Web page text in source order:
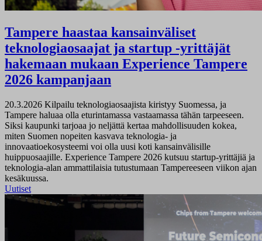
Tampere haastaa kansainväliset
teknologiaosaajat ja startup -yrittäjät
hakemaan mukaan Experience Tampere
2026 kampanjaan
20.3.2026 Kilpailu teknologiaosaajista kiristyy Suomessa, ja
Tampere haluaa olla eturintamassa vastaamassa tähän tarpeeseen.
Siksi kaupunki tarjoaa jo neljättä kertaa mahdollisuuden kokea,
miten Suomen nopeiten kasvava teknologia- ja
innovaatioekosysteemi voi olla uusi koti kansainvälisille
huippuosaajille. Experience Tampere 2026 kutsuu startup-yrittäjiä ja
teknologia-alan ammattilaisia tutustumaan Tampereeseen viikon ajan
kesäkuussa.
Uutiset